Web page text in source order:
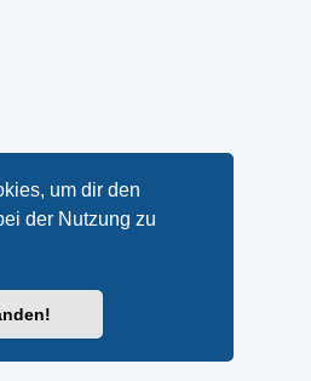
um dir den
der Nutzung zu